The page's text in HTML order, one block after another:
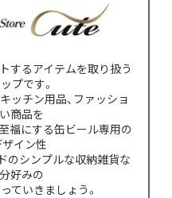
するアイテムを取り扱う
プです。
ッチン用品、ファッショ
商品を
福にする缶ビール専用の
ザイン性
のシンプルな収納雑貨な
好みの
ていきましょう。